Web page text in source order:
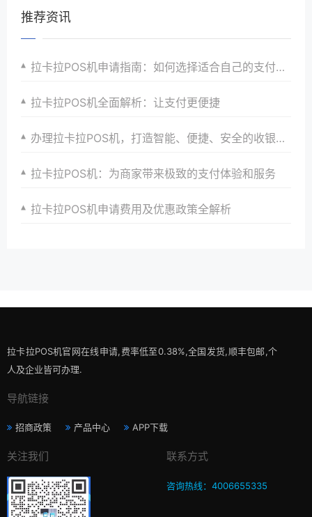
推荐资讯
拉卡拉POS机申请指南：如何选择适合自己的支付解决方案
拉卡拉POS机全面解析：让支付更便捷
办理拉卡拉POS机，打造智能、便捷、安全的收银系统，引领支付行业新风尚
拉卡拉POS机：为商家带来极致的支付体验和服务
拉卡拉POS机申请费用及优惠政策全解析
拉卡拉POS机官网在线申请,费率低至0.38%,全国发货,顺丰包邮,个
人及企业皆可办理.
导航链接
招商政策 产品中心 APP下载
关注我们 联系方式
咨询热线：4006655335